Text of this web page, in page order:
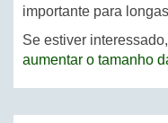
importante para
Se estiver
aumentar o tamanho